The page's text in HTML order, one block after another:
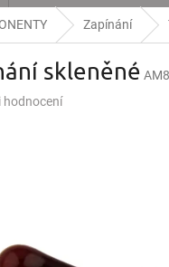
Zapínání
skleněné AM8
hodnocení